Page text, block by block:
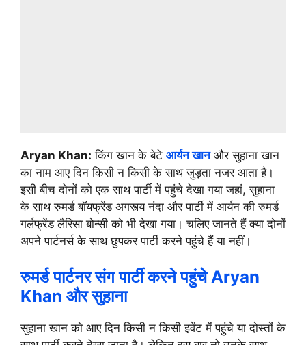
Aryan Khan: किंग खान के बेटे आर्यन खानऔर सुहाना खान
का नाम आए दिन किसी न किसी के साथ जुड़ता नजर आता है।
इसी बीच दोनों को एक साथ पार्टी में पहुंचे देखा गया जहां, सुहाना
के साथ रुमर्ड बॉयफ्रेंड अगस्त्य नंदा और पार्टी में आर्यन की रुमर्ड
गर्लफ्रेंड लैरिसा बोन्सी को भी देखा गया। चलिए जानते हैं क्या दोनों
अपने पार्टनर्स के साथ छुपकर पार्टी करने पहुंचे हैं या नहीं।
रुमर्ड पार्टनर संग पार्टी करने पहुंचे Aryan
Khan और सुहाना
सुहाना खान को आए दिन किसी न किसी इवेंट में पहुंचे या दोस्तों के